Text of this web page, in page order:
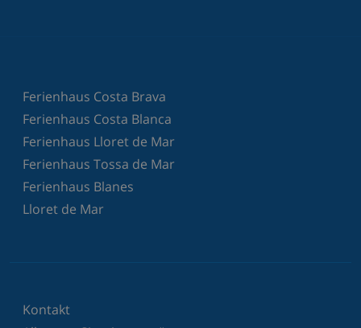
Ferienhaus Costa Brava
Ferienhaus Costa Blanca
Ferienhaus Lloret de Mar
Ferienhaus Tossa de Mar
Ferienhaus Blanes
Lloret de Mar
Kontakt